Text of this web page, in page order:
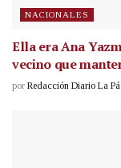
NACIONALES
Ella era Ana
vecino que
por Redacción Diario La